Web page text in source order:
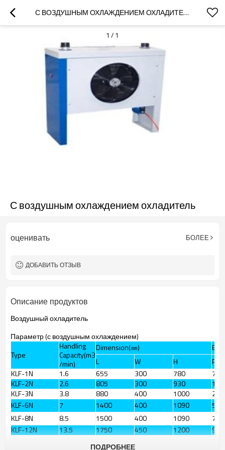
С ВОЗДУШНЫМ ОХЛАЖДЕНИЕМ ОХЛАДИТЕЛЬ
1 / 1
С воздушным охлаждением охладитель
оценивать БОЛЕЕ
ДОБАВИТЬ ОТЗЫВ
Описание продуктов
Воздушныйохладитель
Параметр (с воздушным охлаждением)
Type
Handling
Capacity(m3
/min)
Dimension(㎜)
L
W H
KLF-1N
1.6 655 300 780
78
KLF-2N
2.6 805 300 930
120
KLF-3N
3.8 880 400 1000
260
KLF-6N
7 1400 400 1090
520
KLF-8N
8.5 1500 400 1090
716
KLF-12N
13.5 1750 450 1200
900
ПОДРОБНЕЕ